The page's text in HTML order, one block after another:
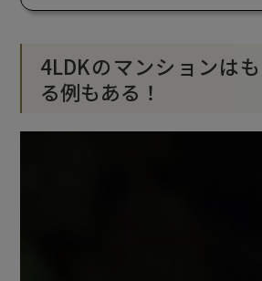
4LDKのマンションは
る例もある！